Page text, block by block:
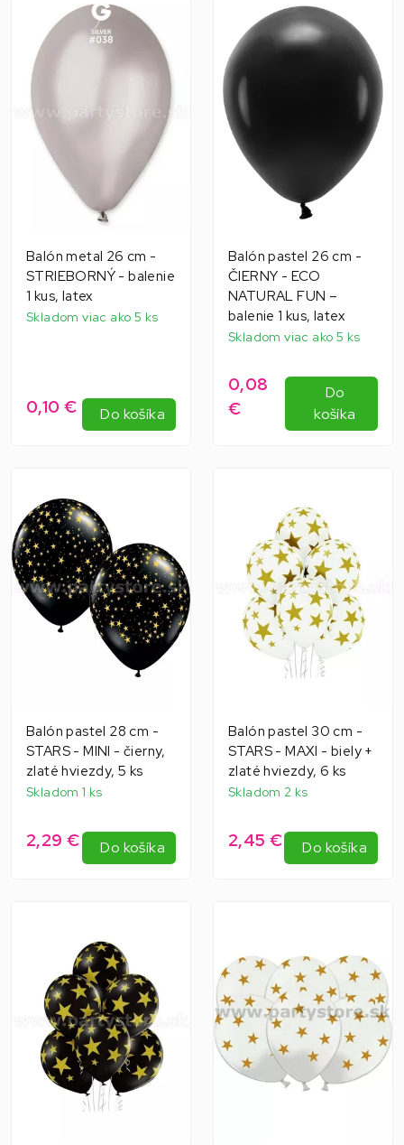
Balón metal 26 cm -
STRIEBORNÝ - balenie
1 kus, latex
Skladom viac ako 5 ks
0,10 € Do košíka
Balón pastel 26 cm -
ČIERNY - ECO
NATURAL FUN –
balenie 1 kus, latex
Skladom viac ako 5 ks
0,08
€
Do
košíka
Balón pastel 28 cm -
STARS - MINI - čierny,
zlaté hviezdy, 5 ks
Skladom 1 ks
2,29 € Do košíka
Balón pastel 30 cm -
STARS - MAXI - biely +
zlaté hviezdy, 6 ks
Skladom 2 ks
2,45 € Do košíka